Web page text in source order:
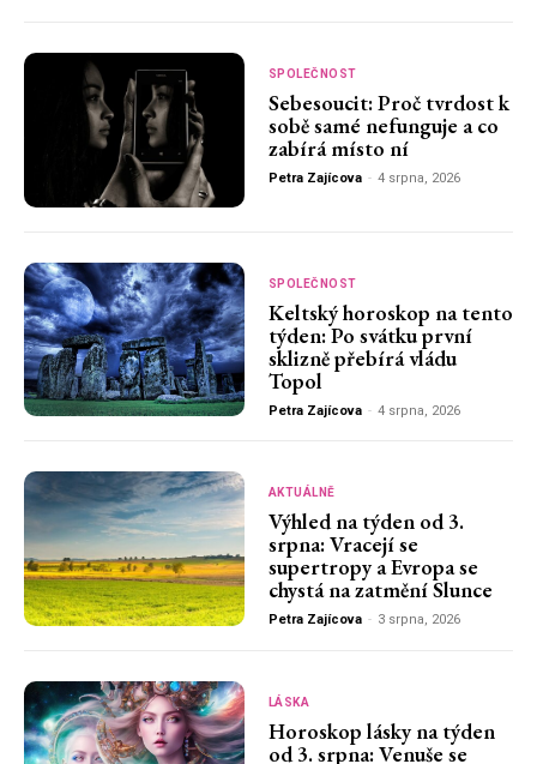
SPOLEČNOST
Sebesoucit: Proč tvrdost k
sobě samé nefunguje a co
zabírá místo ní
Petra Zajícova - 4 srpna, 2026
SPOLEČNOST
Keltský horoskop na tento
týden: Po svátku první
sklizně přebírá vládu
Topol
Petra Zajícova - 4 srpna, 2026
AKTUÁLNĚ
Výhled na týden od 3.
srpna: Vracejí se
supertropy a Evropa se
chystá na zatmění Slunce
Petra Zajícova - 3 srpna, 2026
LÁSKA
Horoskop lásky na týden
od 3. srpna: Venuše se